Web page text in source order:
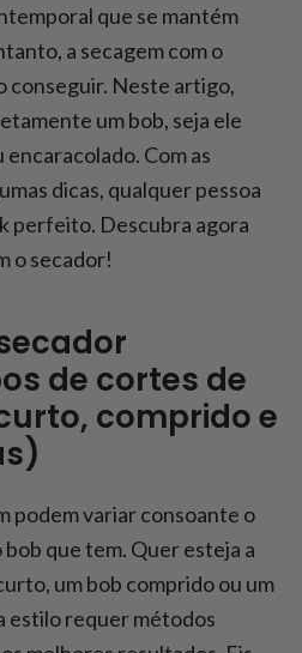
comprido?
com camadas?
à escovinha para dar
Dicas para secar
secar o cabelo à
que se mantém
a secagem com o
conseguir. Neste artigo,
um bob, seja ele
Com as
dicas, qualquer pessoa
perfeito. Descubra agora
o secador!
de cortes de
comprido e
podem variar consoante o
que tem. Quer esteja a
um bob comprido ou um
estilo requer métodos